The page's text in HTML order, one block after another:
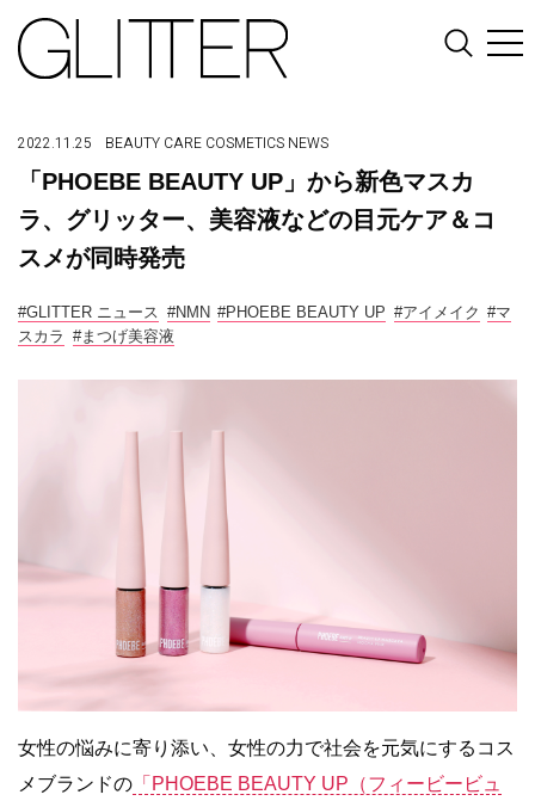
2022.11.25 BEAUTY CARE COSMETICS NEWS
「PHOEBE BEAUTY UP」から新色マスカ
ラ、グリッター、美容液などの目元ケア＆コ
スメが同時発売
#GLITTER ニュース #NMN #PHOEBE BEAUTY UP #アイメイク #マ
スカラ #まつげ美容液
⼥性の悩みに寄り添い、⼥性の⼒で社会を元気にするコス
メブランドの 「PHOEBE BEAUTY UP（フィービービュ